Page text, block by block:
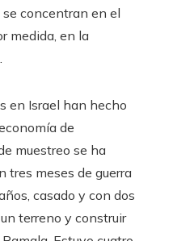
concentran en el
medida, en la
en Israel han hecho
de
muestreo se ha
tres meses de guerra
casado y con dos
terreno y construir